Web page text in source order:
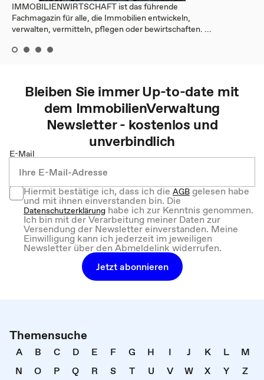
IMMOBILIENWIRTSCHAFT ist das führende
Fachmagazin für alle, die Immobilien entwickeln,
verwalten, vermitteln, pflegen oder bewirtschaften. ...
Bleiben Sie immer Up-to-date mit
dem ImmobilienVerwaltung
Newsletter - kostenlos und
unverbindlich
E-Mail
Hiermit bestätige ich, dass ich dieAGBgelesen habe
und mit ihnen einverstanden bin. Die
Datenschutzerklärung habe ich zur Kenntnis genommen.
Ich bin mit der Verarbeitung meiner Daten zur
Versendung der Newsletter einverstanden. Meine
Einwilligung kann ich jederzeit im jeweiligen
Newsletter über den Abmeldelink widerrufen.
Jetzt abonnieren
Themensuche
A B C D E F G H I J K L
M
N
O P Q R S T U V W X Y
Z